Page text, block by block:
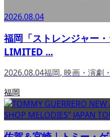
2026.08.04
福岡「ストレンジャー
LIMITED ...
2026.08.04福岡, 映画・演劇
福岡